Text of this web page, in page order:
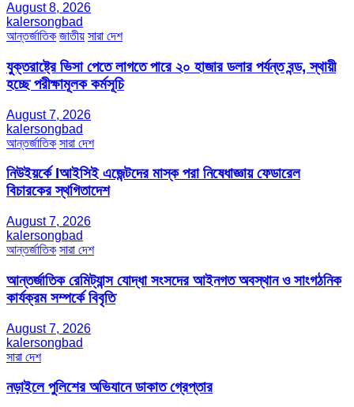
August 8, 2026
kalersongbad
আন্তর্জাতিক জাতীয় সারা দেশ
যুক্তরাষ্ট্রে ভিসা পেতে লাগতে পারে ২০ হাজার ডলার পর্যন্ত বন্ড, স্থায়ী
হচ্ছে পরীক্ষামূলক কর্মসূচি
August 7, 2026
kalersongbad
আন্তর্জাতিক সারা দেশ
নিউইয়র্কে Iআইসিই এজেন্টদের মাস্ক পরা নিষেধাজ্ঞায় ফেডারেল
বিচারকের স্থগিতাদেশ
August 7, 2026
kalersongbad
আন্তর্জাতিক সারা দেশ
আন্তর্জাতিক রেমিট্যান্স যোদ্ধা সংসদের আইনগত অবস্থান ও সাংগঠনিক
কার্যক্রম সম্পর্কে বিবৃতি
August 7, 2026
kalersongbad
সারা দেশ
নড়াইলে পুলিশের অভিযানে ডাকাত গ্রেপ্তার